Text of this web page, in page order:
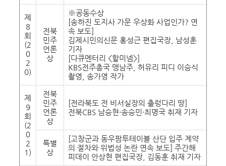
제
8
회
(2
0
2
0)
전북
민주
언론
상
※공동수상
[송하진 도지사 가문 우상화 사업인가? 연
속 보도]
김제시민의신문 홍성근 편집국장, 남성훈
기자
[다큐멘터리 <할미넴>]
KBS전주총국 맹남주, 허유리 피디 이승식
촬영, 송가영 작가
제
9
회
(2
0
2
1)
전북
민주
언론
상
[전라북도 전 비서실장의 출렁다리 땅]
전북CBS 남승현·송승민·최명국 취재 기자
특별
상
[고창군과 동우팜투테이블 산단 입주 계약
의 절차와 위법성 논란 연속 보도] 주간해
피데이 안상현 편집국장, 김동훈 취재 기자